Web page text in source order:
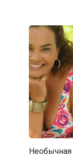
Необычная